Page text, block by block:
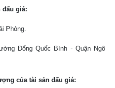
đấu giá:
Phòng.
Đổng Quốc Bình - Quận Ngô
của tài sản đấu giá: